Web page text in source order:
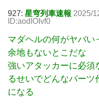
927: 星穹列車速報 2025/
ID:aodIOIvf0
マダヘルの何がヤバ
余地もないとこだな
強いアタッカーに必須
るせいでどんなパー
になる